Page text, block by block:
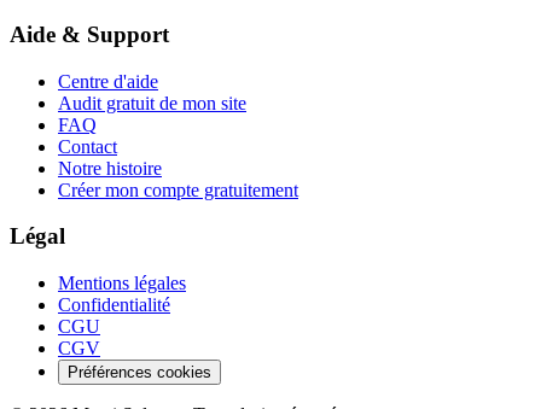
Aide & Support
Centre d'aide
Audit gratuit de mon site
FAQ
Contact
Notre histoire
Créer mon compte gratuitement
Légal
Mentions légales
Confidentialité
CGU
CGV
Préférences cookies